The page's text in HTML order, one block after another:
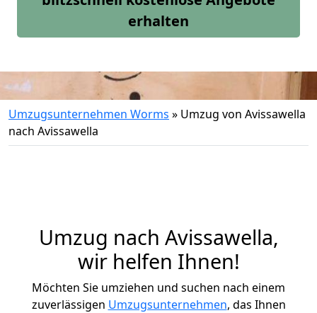
erhalten
Umzugsunternehmen Worms » Umzug von Avissawella
nach Avissawella
Umzug nach Avissawella,
wir helfen Ihnen!
Möchten Sie umziehen und suchen nach einem
zuverlässigen Umzugsunternehmen, das Ihnen